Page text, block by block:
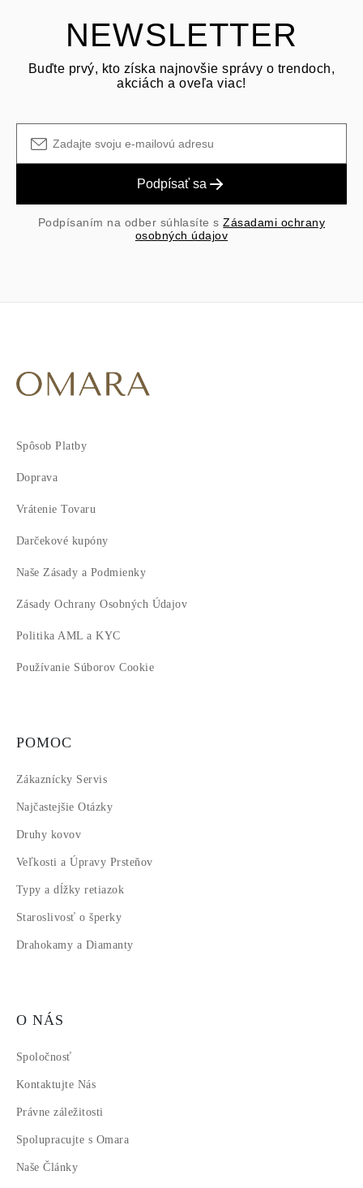
NEWSLETTER
Buďte prvý, kto získa najnovšie správy o trendoch,
akciách a oveľa viac!
Podpísať sa
Podpísaním na odber súhlasíte sZásadami ochrany
osobných údajov
Spôsob Platby
Doprava
Vrátenie Tovaru
Darčekové kupóny
Naše Zásady a Podmienky
Zásady Ochrany Osobných Údajov
Politika AML a KYC
Používanie Súborov Cookie
POMOC
Zákaznícky Servis
Najčastejšie Otázky
Druhy kovov
Veľkosti a Úpravy Prsteňov
Typy a dĺžky retiazok
Staroslivosť o šperky
Drahokamy a Diamanty
O NÁS
Spoločnosť
Kontaktujte Nás
Právne záležitosti
Spolupracujte s Omara
Naše Články